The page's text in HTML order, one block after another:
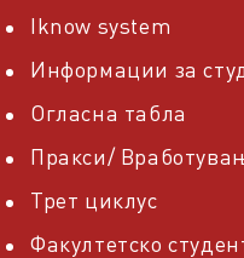
Iknow system
Информации за
Огласна табла
Пракси/
Трет циклус
Факултетско